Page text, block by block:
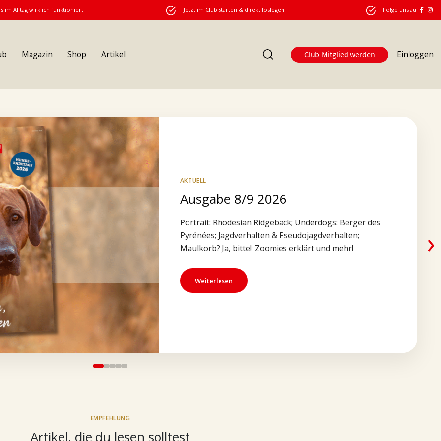
im Alltag wirklich funktioniert. Jetzt im Club starten & direkt loslegen Folge uns auf
Magazin Shop Artikel Club-Mitglied werden Einloggen
AKTUELL
Ausgabe 8/9 2026
Portrait: Rhodesian Ridgeback; Underdogs: Berger des
Pyrénées; Jagdverhalten & Pseudojagdverhalten;
Maulkorb? Ja, bitte!; Zoomies erklärt und mehr!
Weiterlesen
›
EMPFEHLUNG
Artikel, die du lesen solltest